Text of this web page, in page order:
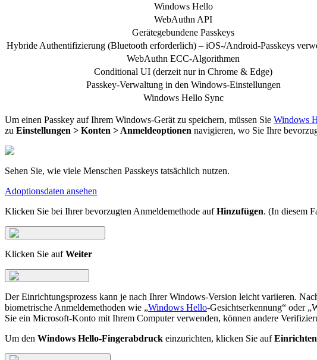
Windows Hello
WebAuthn API
Gerätegebundene Passkeys
Hybride Authentifizierung (Bluetooth erforderlich) – iOS-/Android-Passkeys
WebAuthn ECC-Algorithmen
Conditional UI (derzeit nur in Chrome & Edge)
Passkey-Verwaltung in den Windows-Einstellungen
Windows Hello Sync
Um einen Passkey auf Ihrem Windows-Gerät zu speichern, müssen Sie Windows
zu Einstellungen > Konten > Anmeldeoptionen navigieren, wo Sie Ihre
Sehen Sie, wie viele Menschen Passkeys tatsächlich nutzen.
Adoptionsdaten ansehen
Klicken Sie bei Ihrer bevorzugten Anmeldemethode aufHinzufügen. (In diesem
Klicken Sie aufWeiter
Der Einrichtungsprozess kann je nach Ihrer Windows-Version leicht variieren.
biometrische Anmeldemethoden wie „Windows Hello-Gesichtserkennung“ oder
Sie ein Microsoft-Konto mit Ihrem Computer verwenden, können andere
Um den Windows Hello-Fingerabdruck einzurichten, klicken Sie aufEinrichten